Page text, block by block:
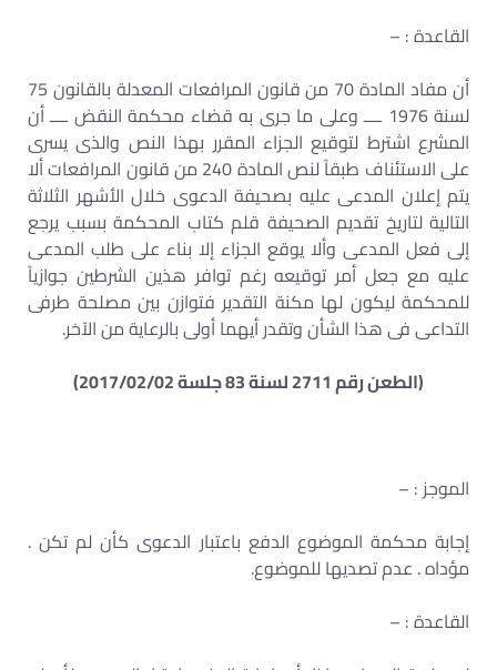
القاعدة : –
أن مفاد المادة 70 من قانون المرافعات المعدلة بالقانون 75
لسنة 1976 ــــ وعلى ما جرى به قضاء محكمة النقض ــــ أن
المشرع اشترط لتوقيع الجزاء المقرر بهذا النص والذى يسرى
على الاستئناف طبقاً لنص المادة 240 من قانون المرافعات ألا
يتم إعلان المدعى عليه بصحيفة الدعوى خلال الأشهر الثلاثة
التالية لتاريخ تقديم الصحيفة قلم كتاب المحكمة بسبب يرجع
إلى فعل المدعى وألا يوقع الجزاء إلا بناء على طلب المدعى
عليه مع جعل أمر توقيعه رغم توافر هذين الشرطين جوازياً
للمحكمة ليكون لها مكنة التقدير فتوازن بين مصلحة طرفى
التداعى فى هذا الشأن وتقدر أيهما أولى بالرعاية من الآخر.
(الطعن رقم 2711 لسنة 83 جلسة 2017/02/02)
الموجز : –
إجابة محكمة الموضوع الدفع باعتبار الدعوى كأن لم تكن .
مؤداه . عدم تصديها للموضوع.
القاعدة : –